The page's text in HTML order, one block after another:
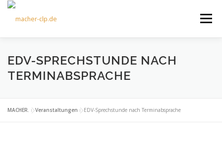
Zum
springen
Menü
ÜBER UNS KULTOURFAHRTEN AKTUELLES
EDV-SPRECHSTUNDE NACH
TERMINABSPRACHE
MACHER. »Veranstaltungen »EDV-Sprechstunde nach Terminabsprache